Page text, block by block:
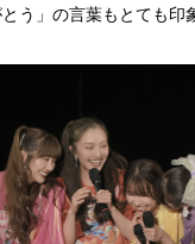
う」の言葉もとても印